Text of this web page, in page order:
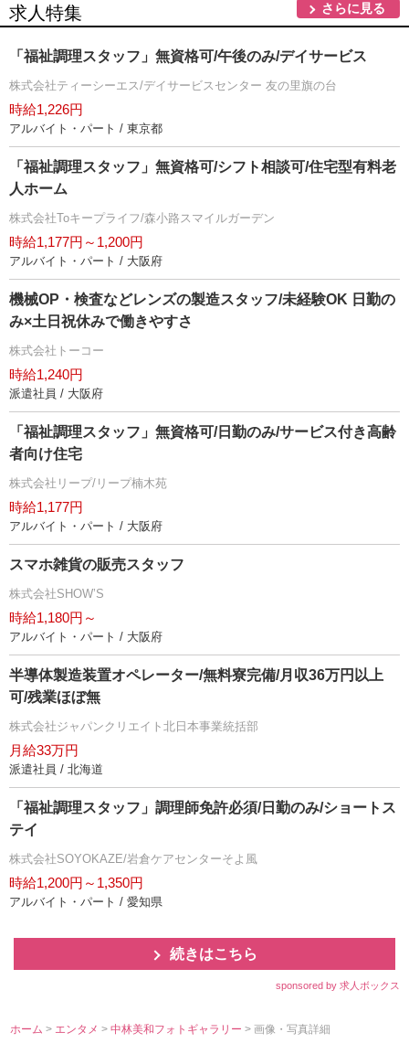
求人特集 さらに見る
「福祉調理スタッフ」無資格可/午後のみ/デイサービス
株式会社ティーシーエス/デイサービスセンター 友の里旗の台
時給1,226円
アルバイト・パート / 東京都
「福祉調理スタッフ」無資格可/シフト相談可/住宅型有料老
人ホーム
株式会社Toキープライフ/森小路スマイルガーデン
時給1,177円～1,200円
アルバイト・パート / 大阪府
機械OP・検査などレンズの製造スタッフ/未経験OK 日勤の
み×土日祝休みで働きやすさ
株式会社トーコー
時給1,240円
派遣社員 / 大阪府
「福祉調理スタッフ」無資格可/日勤のみ/サービス付き高齢
者向け住宅
株式会社リープ/リープ楠木苑
時給1,177円
アルバイト・パート / 大阪府
スマホ雑貨の販売スタッフ
株式会社SHOW’S
時給1,180円～
アルバイト・パート / 大阪府
半導体製造装置オペレーター/無料寮完備/月収36万円以上
可/残業ほぼ無
株式会社ジャパンクリエイト北日本事業統括部
月給33万円
派遣社員 / 北海道
「福祉調理スタッフ」調理師免許必須/日勤のみ/ショートス
テイ
株式会社SOYOKAZE/岩倉ケアセンターそよ風
時給1,200円～1,350円
アルバイト・パート / 愛知県
続きはこちら
sponsored by 求人ボックス
ホーム > エンタメ>中林美和フォトギャラリー> 画像・写真詳細